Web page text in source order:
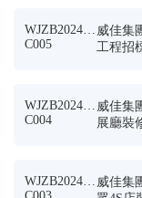
WJZB2024G
C005
威佳集
工程招
WJZB2024G
C004
威佳集
展廳裝
WJZB2024G 威佳集